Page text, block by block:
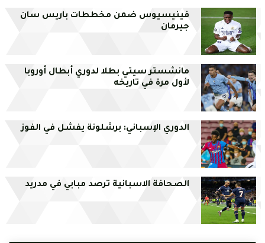
فينيسيوس ضمن مخططات باريس سان
جيرمان
مانشستر سيتي بطلا لدوري أبطال أوروبا
لأول مرة في تاريخه
الدوري الإسباني: برشلونة يفشل في الفوز
الصحافة الاسبانية ترصد مبابي في مدريد